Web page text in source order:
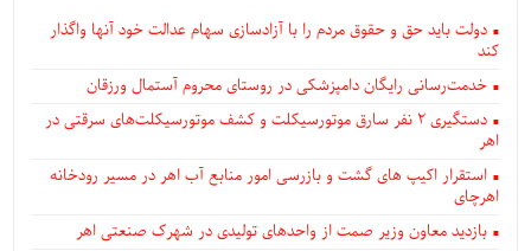
دولت باید حق و حقوق مردم را با آزادسازی سهام عدالت خود آنها واگذار
کند
خدمت‌رسانی رایگان دامپزشکی در روستای محروم آستمال ورزقان
دستگيری ۲ نفر سارق موتورسیکلت و کشف موتورسیکلت‌های سرقتی در
اهر
استقرار اکیپ های گشت و بازرسی امور منابع آب اهر در مسیر رودخانه
اهرچای
بازدید معاون وزیر صمت از واحدهای تولیدی در شهرک صنعتی اهر